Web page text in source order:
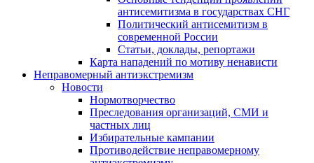
антисемитизма в государствах СНГ
Политический антисемитизм в
современной России
Статьи, доклады, репортажи
Карта нападений по мотиву ненависти
Неправомерный антиэкстремизм
Новости
Нормотворчество
Преследования организаций, СМИ и
частных лиц
Избирательные кампании
Противодействие неправомерному